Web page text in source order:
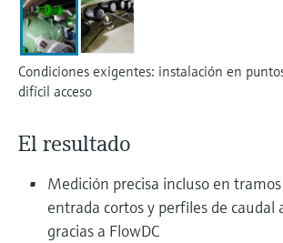
Visor de dispositivos
Encuentre información y documentación
específicas sobre los productos.
Encuentre repuestos por raíz del producto,
electromecánico
Medición de nivel por barrera de
microondas
Level measurement with pressure
Ver todos
Medición mediante transmisión de
microondas
Ver todos
la transparencia de los procesos
para una toma de decisiones más
sólida y fundamentada
Condiciones exigentes: instalación en
difícil acceso
El resultado
Medición precisa incluso en
entrada cortos y perfiles de caudal
gracias a FlowDC